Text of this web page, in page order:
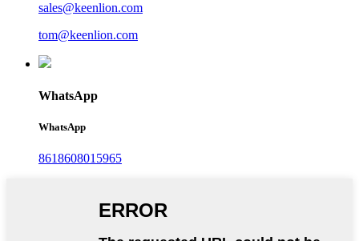
sales@keenlion.com
tom@keenlion.com
WhatsApp
WhatsApp
8618608015965